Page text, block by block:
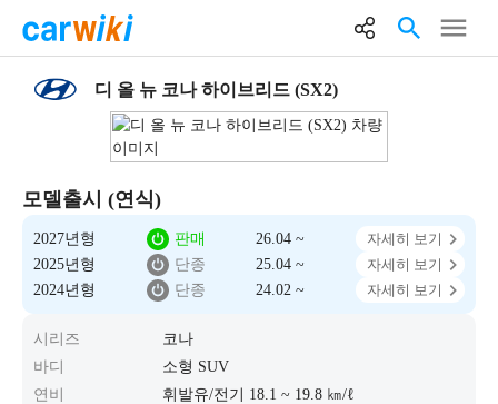
디 올 뉴 코나 하이브리드 (SX2)
모델출시 (연식)
2027년형 판매 26.04 ~
자세히 보기
2025년형
단종 25.04 ~
자세히 보기
2024년형
단종 24.02 ~ 자세히 보기
시리즈
코나
바디
소형 SUV
연비
휘발유/전기 18.1 ~ 19.8 ㎞/ℓ